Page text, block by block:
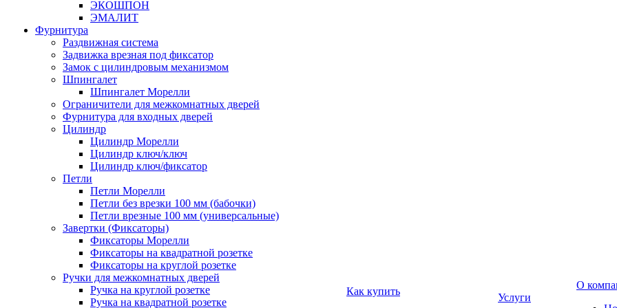
ЭКОШПОН
ЭМАЛИТ
Фурнитура
Раздвижная система
Задвижка врезная под фиксатор
Замок с цилиндровым механизмом
Шпингалет
Шпингалет Морелли
Ограничители для межкомнатных дверей
Фурнитура для входных дверей
Цилиндр
Цилиндр Морелли
Цилиндр ключ/ключ
Цилиндр ключ/фиксатор
Петли
Петли Морелли
Петли без врезки 100 мм (бабочки)
Петли врезные 100 мм (универсальные)
Завертки (Фиксаторы)
Фиксаторы Морелли
Фиксаторы на квадратной розетке
Фиксаторы на круглой розетке
Ручки для межкомнатных дверей
Ручка на круглой розетке
Ручка на квадратной розетке
Как купить
Услуги
О